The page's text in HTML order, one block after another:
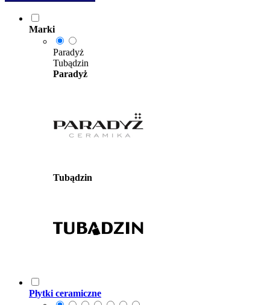
Marki
Paradyż
Tubądzin
Paradyż
Tubądzin
Płytki ceramiczne